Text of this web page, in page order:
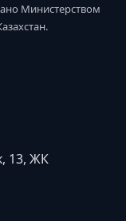
Министерством
13, ЖК